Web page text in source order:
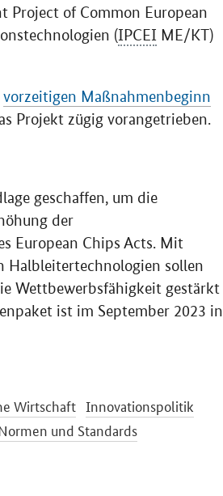
Project of Common European
(IPCEI ME/KT)
vorzeitigen Maßnahmenbeginn
Projekt zügig vorangetrieben.
geschaffen, um die
der
European Chips Acts. Mit
Halbleitertechnologien sollen
Wettbewerbsfähigkeit gestärkt
ist im September 2023 in
Wirtschaft Innovationspolitik
und Standards